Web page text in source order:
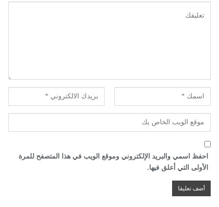
احفظ اسمي والبريد الإلكتروني وموقع الويب في هذا المتصفح للمرة
الأولى التي أعلق فيها.